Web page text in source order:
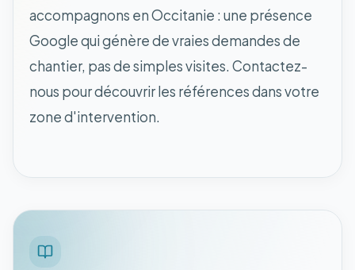
accompagnons en Occitanie : une présence
Google qui génère de vraies demandes de
chantier, pas de simples visites. Contactez-
nous pour découvrir les références dans votre
zone d'intervention.